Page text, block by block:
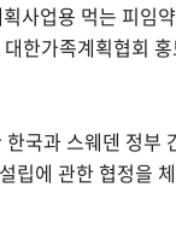
사업용 먹는 피임
한가족계획협회
국과 스웨덴 정부
립에 관한 협정을